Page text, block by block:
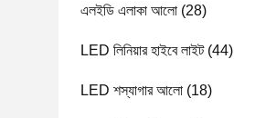
এলইডি এলাকা আলো (28)
LED লিনিয়ার হাইবে লাইট(44)
LED শস্যাগার আলো (18)